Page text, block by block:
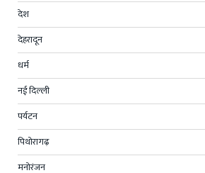
देश
देहरादून
धर्म
नई दिल्ली
पर्यटन
पिथोरागढ़
मनोरंजन